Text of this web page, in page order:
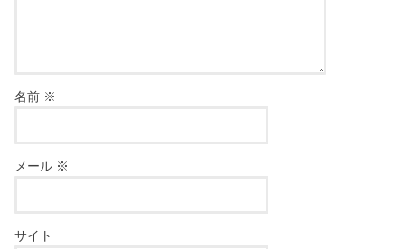
名前 ※
メール ※
サイト